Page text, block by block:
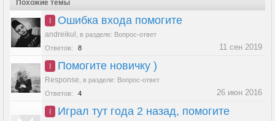
Похожие темы
I Ошибка входа помогите
andreikul в разделе: Вопрос-ответ
Ответов:
8 11 сен 2019
I Помогите новичку )
Response в разделе: Вопрос-ответ
Ответов:
4 26 июн 2016
I
Играл тут года 2 назад, помогите